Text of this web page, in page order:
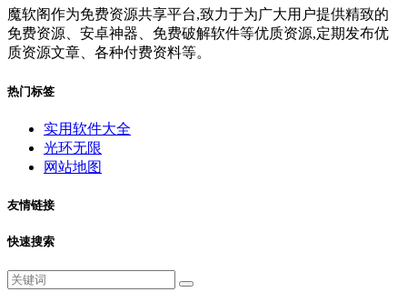
魔软阁作为免费资源共享平台,致力于为广大用户提供精致的
免费资源、安卓神器、免费破解软件等优质资源,定期发布优
质资源文章、各种付费资料等。
热门标签
实用软件大全
光环无限
网站地图
友情链接
快速搜索